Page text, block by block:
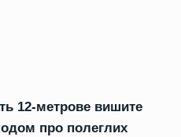
12-метрове вишите
про полеглих